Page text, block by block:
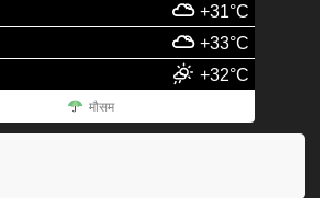
+31°C
+33°C
+32°C
मौसम